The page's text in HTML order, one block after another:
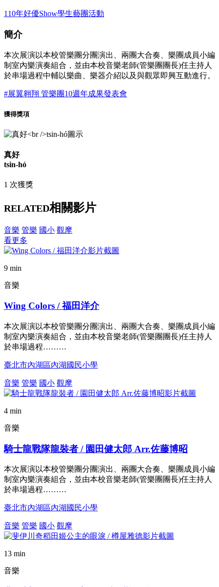
110年好優Show學生藝團活動
簡介
本次展演以本校管樂團分團演出、兩團大合奏、樂團成員小編
制室內樂演奏組合，並由本校音樂老師(管樂團團長)任主持人
於串場過程中輔以樂曲、樂器介紹以及與觀眾即興互動進行。
#展翼翱翔 管樂團10週年成果發表會
獲得獎項
真好
tsin-hó
1 次獲獎
RELATED相關影片
音樂 管樂 國小 觀摩
看更多
9 min
音樂
Wing Colors / 福田洋介
本次展演以本校管樂團分團演出、兩團大合奏、樂團成員小編
制室內樂演奏組合，並由本校音樂老師(管樂團團長)任主持人
於串場過程………
臺北市內湖區內湖國民小學
音樂 管樂 國小 觀摩
4 min
音樂
騎士龍戰隊龍裝者 / 園田健太郎 Arr.佐藤博昭
本次展演以本校管樂團分團演出、兩團大合奏、樂團成員小編
制室內樂演奏組合，並由本校音樂老師(管樂團團長)任主持人
於串場過程………
臺北市內湖區內湖國民小學
音樂 管樂 國小 觀摩
13 min
音樂